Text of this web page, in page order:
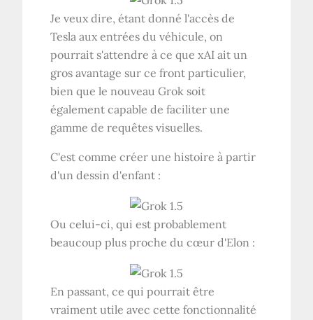
Je veux dire, étant donné l'accès de
Tesla aux entrées du véhicule, on
pourrait s'attendre à ce que xAI ait un
gros avantage sur ce front particulier,
bien que le nouveau Grok soit
également capable de faciliter une
gamme de requêtes visuelles.
C'est comme créer une histoire à partir
d'un dessin d'enfant :
Ou celui-ci, qui est probablement
beaucoup plus proche du cœur d'Elon :
En passant, ce qui pourrait être
vraiment utile avec cette fonctionnalité